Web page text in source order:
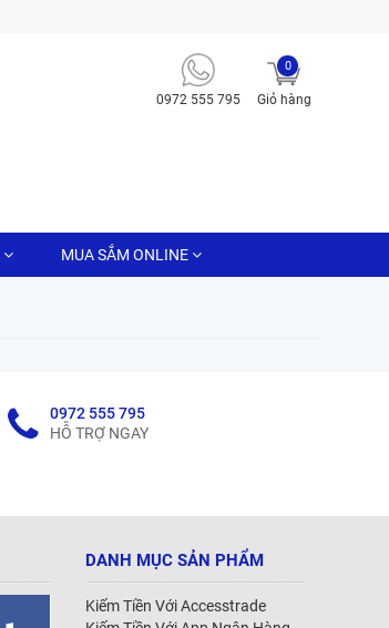
0972 555 795 Giỏ hàng
0
MUA SẮM ONLINE
0972 555 795
HỖ TRỢ NGAY
DANH MỤC SẢN PHẨM
Kiếm Tiền Với Accesstrade